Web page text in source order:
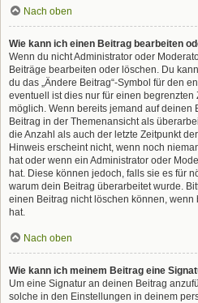
Nach oben
Wie kann ich einen Beitrag bearbeiten
Wenn du nicht Administrator oder
Beiträge bearbeiten oder löschen. Du
du das „Ändere Beitrag“-Symbol für den
eventuell ist dies nur für einen
möglich. Wenn bereits jemand auf deinen
Beitrag in der Themenansicht als
die Anzahl als auch der letzte Zeitpunkt
Hinweis erscheint nicht, wenn noch
hat oder wenn ein Administrator oder
hat. Diese können jedoch, falls sie es für
warum dein Beitrag überarbeitet wurde.
einen Beitrag nicht löschen können,
hat.
Nach oben
Wie kann ich meinem Beitrag eine
Um eine Signatur an deinen Beitrag
solche in den Einstellungen in deinem